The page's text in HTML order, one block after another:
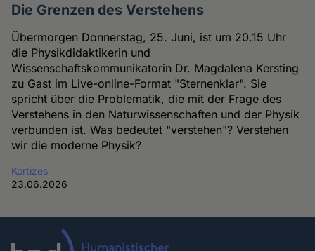
Die Grenzen des Verstehens
Übermorgen Donnerstag, 25. Juni, ist um 20.15 Uhr
die Physikdidaktikerin und
Wissenschaftskommunikatorin Dr. Magdalena Kersting
zu Gast im Live-online-Format "Sternenklar". Sie
spricht über die Problematik, die mit der Frage des
Verstehens in den Naturwissenschaften und der Physik
verbunden ist. Was bedeutet "verstehen"? Verstehen
wir die moderne Physik?
Kortizes
23.06.2026